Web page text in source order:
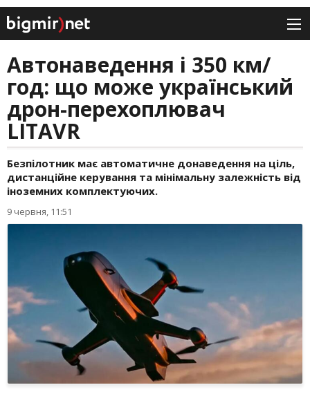
Автонаведення і 350 км/
год: що може український
дрон-перехоплювач
LITAVR
Безпілотник має автоматичне донаведення на ціль,
дистанційне керування та мінімальну залежність від
іноземних комплектуючих.
9 червня, 11:51